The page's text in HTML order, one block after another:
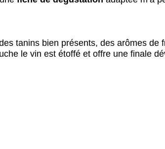
tanins bien présents, des arômes de
le vin est étoffé et offre une finale